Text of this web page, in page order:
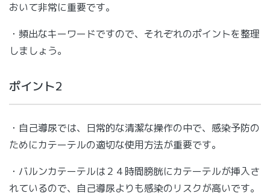
おいて非常に重要です。
・頻出なキーワードですので、それぞれのポイントを整理
しましょう。
ポイント2
・自己導尿では、日常的な清潔な操作の中で、感染予防の
ためにカテーテルの適切な使用方法が重要です。
・バルンカテーテルは２４時間膀胱にカテーテルが挿入さ
れているので、自己導尿よりも感染のリスクが高いです。